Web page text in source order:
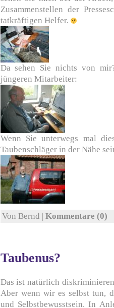
Zusammenstellen der
tatkräftigen Helfer.
Da sehen Sie nichts von
jüngeren Mitarbeiter:
Wenn Sie unterwegs mal
Taubenschläger in der Nähe
Von Bernd | Kommentare (0)
Taubenus?
Das ist natürlich
Aber wenn wir es selbst tun,
und Selbstbewusstsein. In